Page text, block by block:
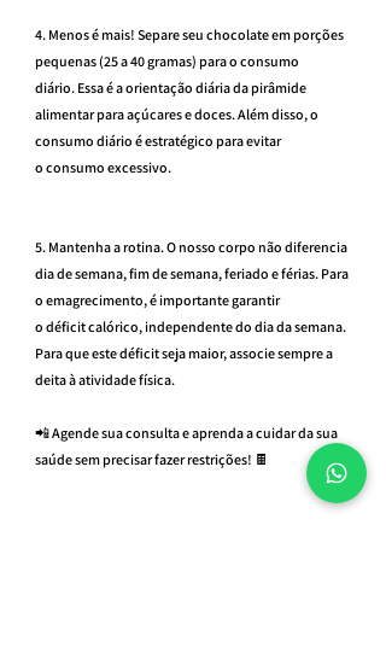
4. Menos é mais! Separe seu chocolate em porções
pequenas (25 a 40 gramas) para o consumo
diário. Essa é a orientação diária da pirâmide
alimentar para açúcares e doces. Além disso, o
consumo diário é estratégico para evitar
o consumo excessivo.
5. Mantenha a rotina. O nosso corpo não diferencia
dia de semana, fim de semana, feriado e férias. Para
o emagrecimento, é importante garantir
o déficit calórico, independente do dia da semana.
Para que este déficit seja maior, associe sempre a
deita à atividade física.
📲 Agende sua consulta e aprenda a cuidar da sua
saúde sem precisar fazer restrições! 🍫